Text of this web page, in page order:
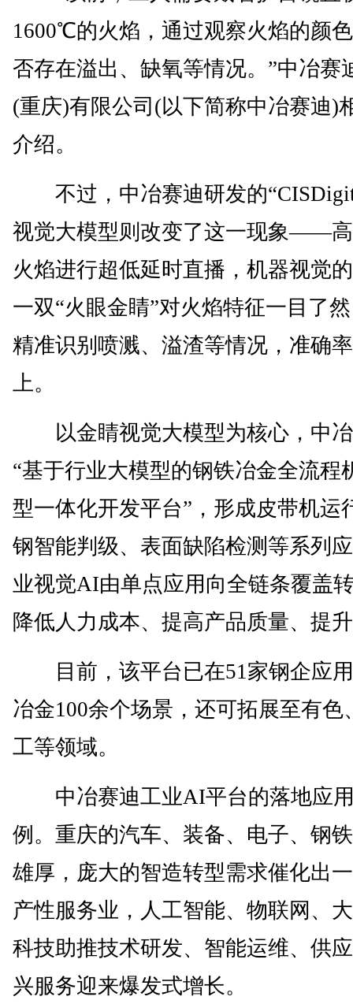
1600℃的火焰，通过观察火焰的颜
否存在溢出、缺氧等情况。”中冶赛
(重庆)有限公司(以下简称中冶赛迪)
介绍。
不过，中冶赛迪研发的
视觉大模型则改变了这一现象——
火焰进行超低延时直播，机器视觉
一双“火眼金睛”对火焰特征一目了
精准识别喷溅、溢渣等情况，准确
上。
以金睛视觉大模型为核心，中冶
“基于行业大模型的钢铁冶金全流程
型一体化开发平台”，形成皮带机运
钢智能判级、表面缺陷检测等系列
业视觉AI由单点应用向全链条覆盖
降低人力成本、提高产品质量、提
目前，该平台已在51家钢企应用
冶金100余个场景，还可拓展至有色
工等领域。
中冶赛迪工业AI平台的落地应
例。重庆的汽车、装备、电子、钢
雄厚，庞大的智造转型需求催化出
产性服务业，人工智能、物联网、
科技助推技术研发、智能运维、供
兴服务迎来爆发式增长。